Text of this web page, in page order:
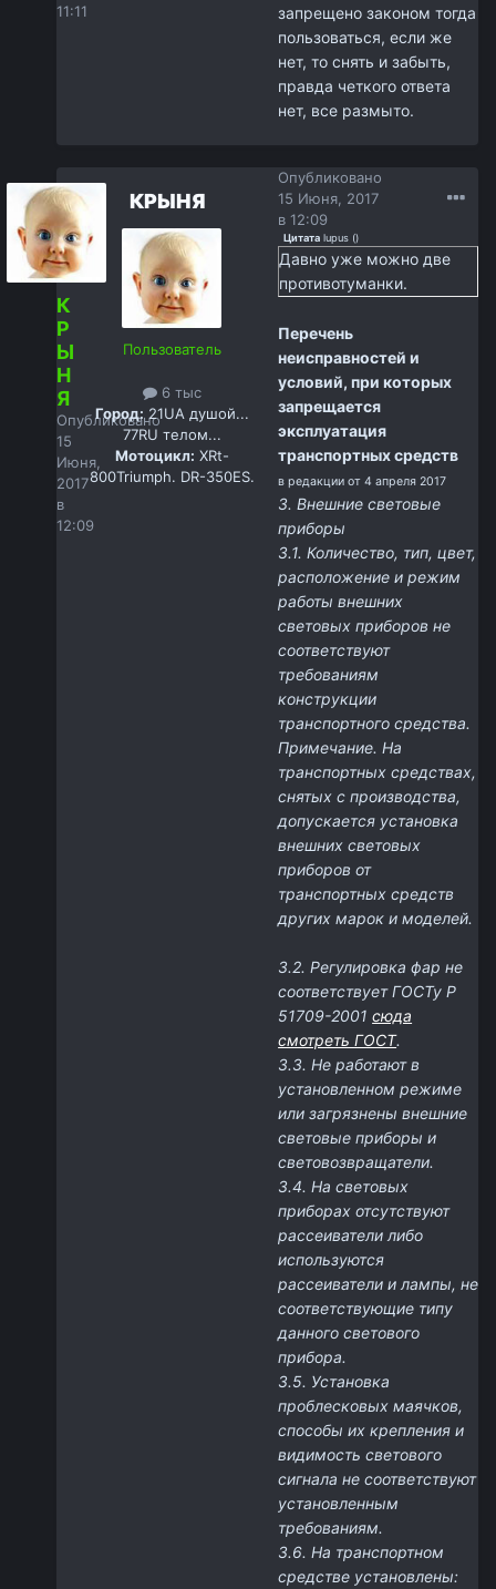
11:11
запрещено законом тогда
пользоваться, если же
нет, то снять и забыть,
правда четкого ответа
нет, все размыто.
К
Р
Ы
Н
Я
Опубликовано
15
Июня,
2017
в
12:09
КРЫНЯ
Пользователь
6 тыс
Город: 21UA душой...
77RU телом...
Мотоцикл: XRt-
800Triumph. DR-350ES.
Опубликовано
15 Июня, 2017
в 12:09
Цитата lupus ()
Давно уже можно две
противотуманки.
Перечень
неисправностей и
условий, при которых
запрещается
эксплуатация
транспортных средств
в редакции от 4 апреля 2017
3. Внешние световые
приборы
3.1. Количество, тип, цвет,
расположение и режим
работы внешних
световых приборов не
соответствуют
требованиям
конструкции
транспортного средства.
Примечание. На
транспортных средствах,
снятых с производства,
допускается установка
внешних световых
приборов от
транспортных средств
других марок и моделей.
3.2. Регулировка фар не
соответствует ГОСТу Р
51709-2001сюда
смотреть ГОСТ.
3.3. Не работают в
установленном режиме
или загрязнены внешние
световые приборы и
световозвращатели.
3.4. На световых
приборах отсутствуют
рассеиватели либо
используются
рассеиватели и лампы, не
соответствующие типу
данного светового
прибора.
3.5. Установка
проблесковых маячков,
способы их крепления и
видимость светового
сигнала не соответствуют
установленным
требованиям.
3.6. На транспортном
средстве установлены: